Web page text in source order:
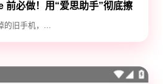
前必做！用“爱思助手”彻底擦
露
的旧手机，...